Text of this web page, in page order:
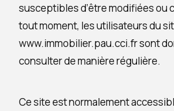
susceptibles d’être modifiées ou
tout moment, les utilisateurs du
www.immobilier.pau.cci.fr sont
consulter de manière régulière.
Ce site est normalement